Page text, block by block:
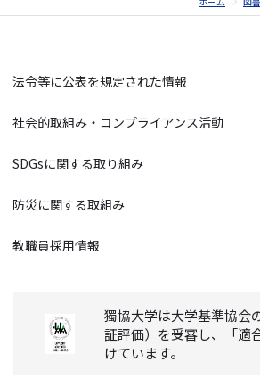
法令等に公表を規定された情報
社会的取組み・コンプライアンス活動
SDGsに関する取り組み
防災に関する取組み
教職員採用情報
獨協大学は大学基準協会
証評価）を受審し、「適
けています。